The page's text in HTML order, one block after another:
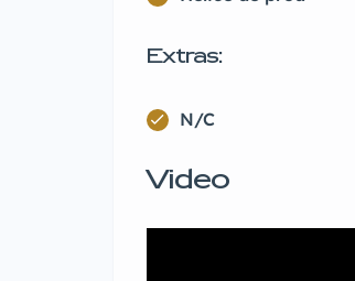
Extras:
N/C
Video